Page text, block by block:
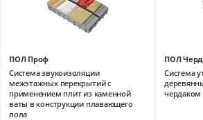
ПОЛ Проф
Система звукоизоляции
межэтажных перекрытий с
применением плит из каменной
ваты в конструкции плавающего
пола
ПОЛ
Система
чердаком